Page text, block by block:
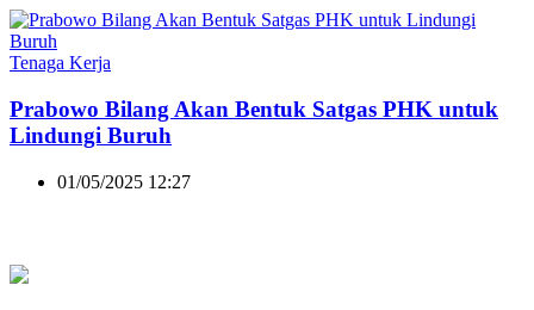
Tenaga Kerja
Prabowo Bilang Akan Bentuk Satgas PHK untuk
Lindungi Buruh
01/05/2025 12:27